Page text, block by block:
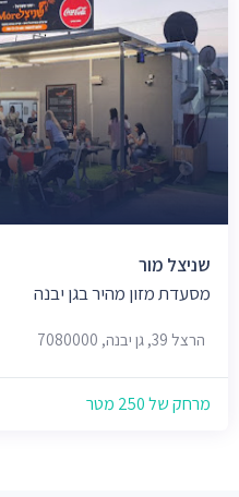
שניצל מור
מסעדת מזון מהיר בגן יבנה
הרצל 39, גן יבנה, 7080000
מרחק של 250 מטר